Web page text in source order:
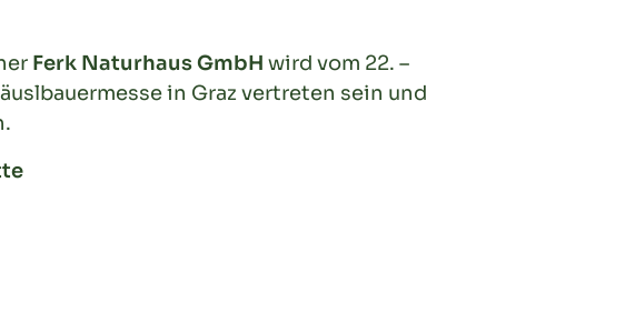
Ferk Naturhaus GmbH wird vom 22. –
in Graz vertreten sein und